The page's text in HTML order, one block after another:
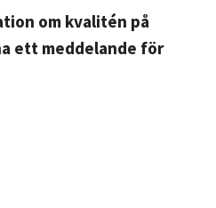
om kvalitén på
ett meddelande för